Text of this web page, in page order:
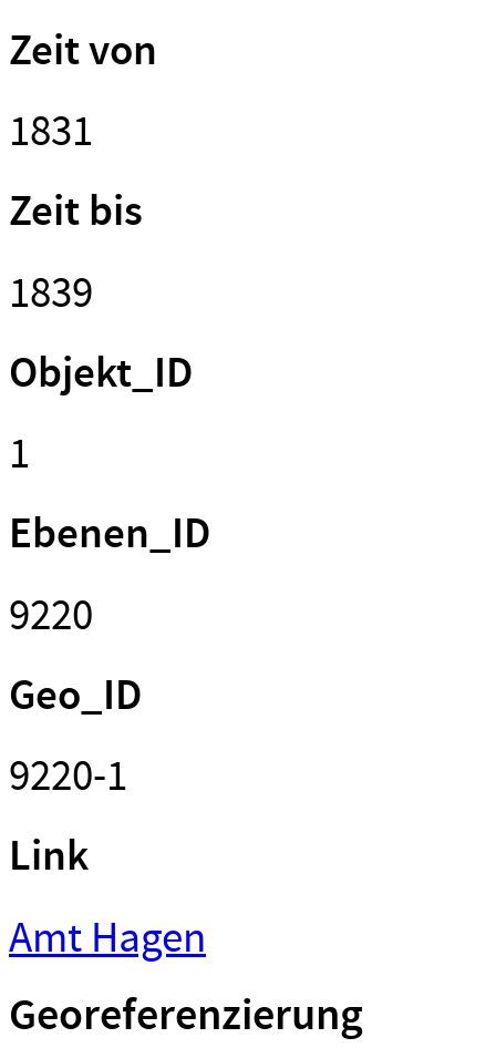
Zeit von
1831
Zeit bis
1839
Objekt_ID
1
Ebenen_ID
9220
Geo_ID
9220-1
Link
Amt Hagen
Georeferenzierung